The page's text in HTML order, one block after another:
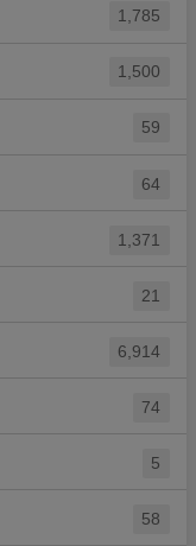
1,785
1,500
59
64
1,371
21
6,914
74
5
58